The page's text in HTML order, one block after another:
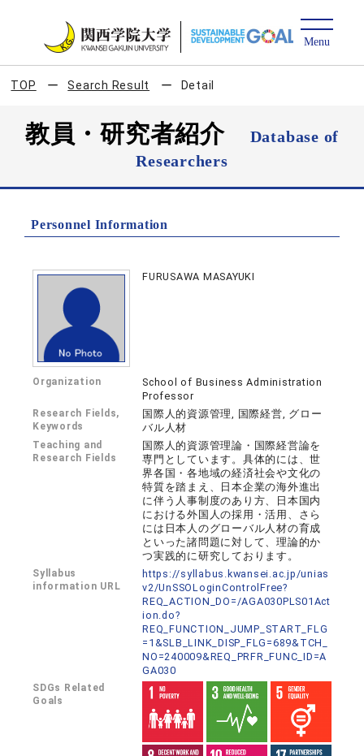
TOP Search Result Detail
教員・研究者紹介
Database of
Researchers
Personnel Information
FURUSAWA MASAYUKI
Organization
School of Business Administration
Professor
Research Fields,
Keywords
国際人的資源管理, 国際経営, グロー
バル人材
Teaching and
Research Fields
国際人的資源管理論・国際経営論を
専門としています。具体的には、世
界各国・各地域の経済社会や文化の
特質を踏まえ、日本企業の海外進出
に伴う人事制度のあり方、日本国内
における外国人の採用・活用、さら
には日本人のグローバル人材の育成
といった諸問題に対して、理論的か
つ実践的に研究しております。
Syllabus
information URL
https://syllabus.kwansei.ac.jp/unias
v2/UnSSOLoginControlFree?
REQ_ACTION_DO=/AGA030PLS01Act
ion.do?
REQ_FUNCTION_JUMP_START_FLG
=1&SLB_LINK_DISP_FLG=689&TCH_
NO=240009&REQ_PRFR_FUNC_ID=A
GA030
SDGs Related
Goals